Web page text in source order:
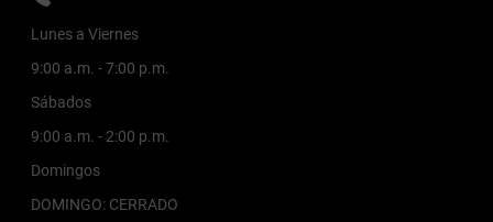
Lunes a Viernes
9:00 a.m. - 7:00 p.m.
Sábados
9:00 a.m. - 2:00 p.m.
Domingos
DOMINGO: CERRADO